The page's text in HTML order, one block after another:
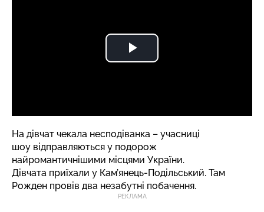
На дівчат чекала несподіванка – учасниці
шоу відправляютьcя у подорож
найромантичнішими місцями України.
Дівчата приїхали у Кам’янець-Подільський. Там
Рожден провів два незабутні побачення.
РЕКЛАМА